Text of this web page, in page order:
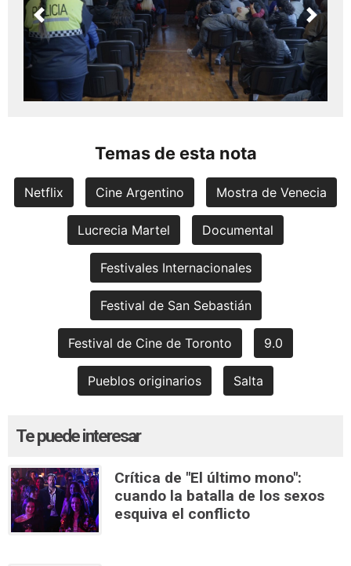
Previous Next
Temas de esta nota
Netflix Cine Argentino Mostra de Venecia
Lucrecia Martel Documental
Festivales Internacionales
Festival de San Sebastián
Festival de Cine de Toronto 9.0
Pueblos originarios Salta
Te puede interesar
Crítica de "El último mono":
cuando la batalla de los sexos
esquiva el conflicto